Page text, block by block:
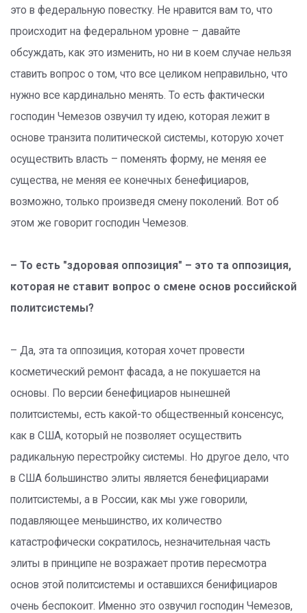
это в федеральную повестку. Не нравится вам то, что
происходит на федеральном уровне – давайте
обсуждать, как это изменить, но ни в коем случае нельзя
ставить вопрос о том, что все целиком неправильно, что
нужно все кардинально менять. То есть фактически
господин Чемезов озвучил ту идею, которая лежит в
основе транзита политической системы, которую хочет
осуществить власть – поменять форму, не меняя ее
существа, не меняя ее конечных бенефициаров,
возможно, только произведя смену поколений. Вот об
этом же говорит господин Чемезов.
– То есть "здоровая оппозиция" – это та оппозиция,
которая не ставит вопрос о смене основ российской
политсистемы?
– Да, эта та оппозиция, которая хочет провести
косметический ремонт фасада, а не покушается на
основы. По версии бенефициаров нынешней
политсистемы, есть какой-то общественный консенсус,
как в США, который не позволяет осуществить
радикальную перестройку системы. Но другое дело, что
в США большинство элиты является бенефициарами
политсистемы, а в России, как мы уже говорили,
подавляющее меньшинство, их количество
катастрофически сократилось, незначительная часть
элиты в принципе не возражает против пересмотра
основ этой политсистемы и оставшихся бенифициаров
очень беспокоит. Именно это озвучил господин Чемезов,